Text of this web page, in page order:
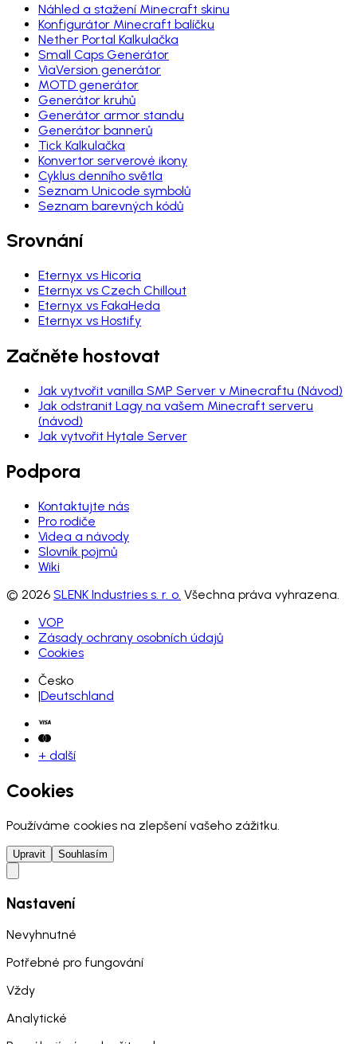
Náhled a stažení Minecraft skinu
Konfigurátor Minecraft balíčku
Nether Portal Kalkulačka
Small Caps Generátor
ViaVersion generátor
MOTD generátor
Generátor kruhů
Generátor armor standu
Generátor bannerů
Tick Kalkulačka
Konvertor serverové ikony
Cyklus denního světla
Seznam Unicode symbolů
Seznam barevných kódů
Srovnání
Eternyx vs Hicoria
Eternyx vs Czech Chillout
Eternyx vs FakaHeda
Eternyx vs Hostify
Začněte hostovat
Jak vytvořit vanilla SMP Server v Minecraftu (Návod)
Jak odstranit Lagy na vašem Minecraft serveru
(návod)
Jak vytvořit Hytale Server
Podpora
Kontaktujte nás
Pro rodiče
Videa a návody
Slovník pojmů
Wiki
© 2026 SLENK Industries s. r. o. Všechna práva vyhrazena.
VOP
Zásady ochrany osobních údajů
Cookies
Česko
|Deutschland
+ další
Cookies
Používáme cookies na zlepšení vašeho zážitku.
Upravit Souhlasím
Nastavení
Nevyhnutné
Potřebné pro fungování
Vždy
Analytické